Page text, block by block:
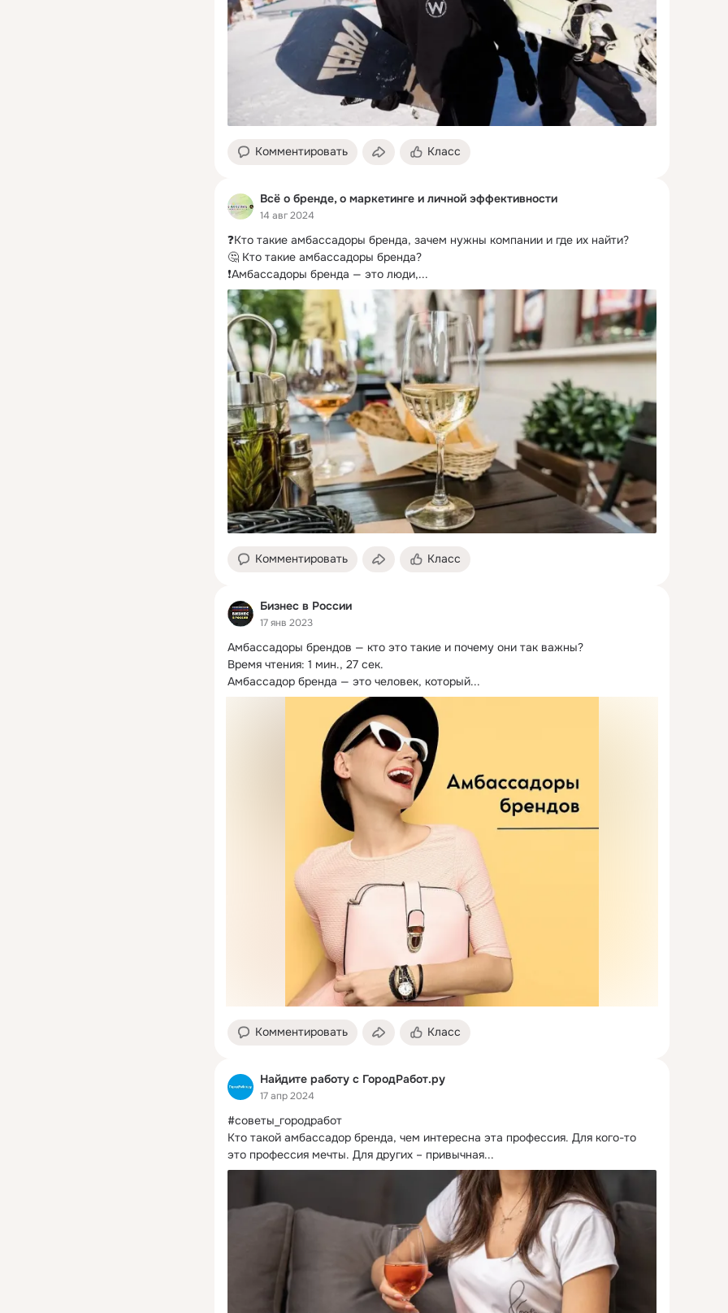
Комментировать Класс
Всё о бренде, о маркетинге и личной эффективности
14 авг 2024
❓Кто такие амбассадоры бренда, зачем нужны компании и где их найти?
🤔 Кто такие амбассадоры бренда?
❗Амбассадоры бренда — это люди,...
Комментировать Класс
Бизнес в России
17 янв 2023
Амбассадоры брендов — кто это такие и почему они так важны?
Время чтения: 1 мин., 27 сек.
Амбассадор бренда — это человек, который...
Комментировать Класс
Найдите работу с ГородРабот.ру
17 апр 2024
#советы_городработ
Кто такой амбассадор бренда, чем интересна эта профессия. Для кого-то
это профессия мечты. Для других – привычная...